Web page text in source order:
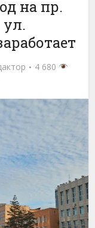
на пр.
4 680